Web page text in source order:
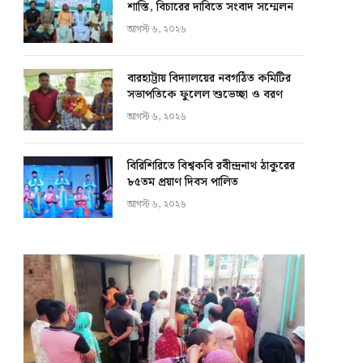
শাস্তি, বিচারের দাবিতে সংবাদ সম্মেলন
আগস্ট ৬, ২০২৬
বারহাট্টায় বিদ্যালয়ের নবগঠিত কমিটির
সভাপতিকে ফুলেল শুভেচ্ছা ও বরণ
আগস্ট ৬, ২০২৬
বিরিশিরিতে বিশ্বকবি রবীন্দ্রনাথ ঠাকুরের
৮৫তম প্রয়াণ দিবস পালিত
আগস্ট ৬, ২০২৬